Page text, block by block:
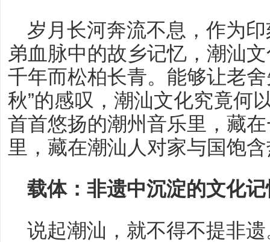
岁月长河奔流不息，作为
弟血脉中的故乡记忆，潮汕
千年而松柏长青。能够让老
秋”的感叹，潮汕文化究竟何
首首悠扬的潮州音乐里，藏
里，藏在潮汕人对家与国饱
载体：非遗中沉淀的文化
说起潮汕，就不得不提非